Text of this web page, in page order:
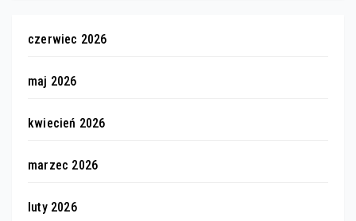
czerwiec 2026
maj 2026
kwiecień 2026
marzec 2026
luty 2026